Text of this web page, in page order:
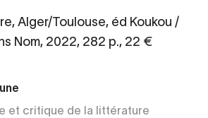
Alger/Toulouse, éd Koukou /
Nom, 2022, 282 p., 22 €
et critique de la littérature